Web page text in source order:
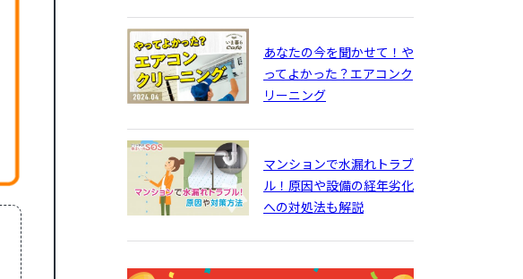
あなたの今を聞かせて！や
ってよかった？エアコンク
リーニング
マンションで水漏れトラブ
ル！原因や設備の経年劣化
への対処法も解説